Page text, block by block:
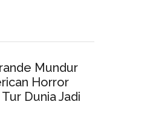
Mundur
Horror
Dunia Jadi